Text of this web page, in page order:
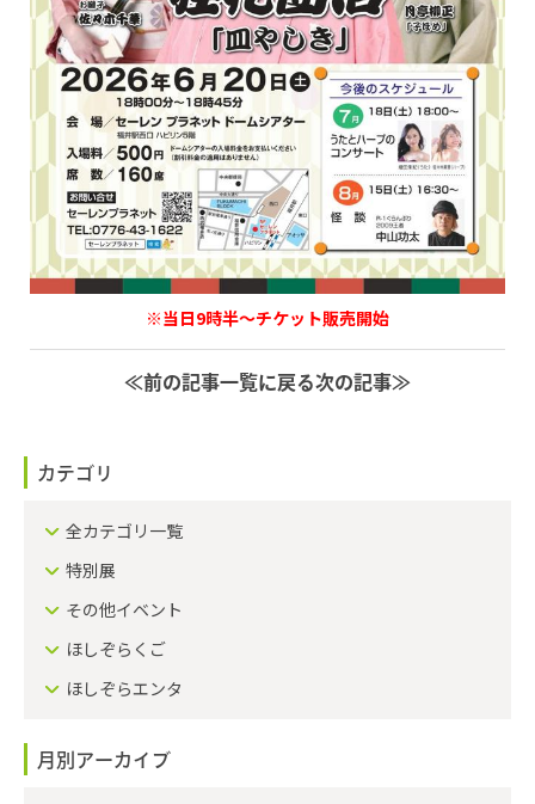
※当日9時半～チケット販売開始
≪前の記事一覧に戻る次の記事≫
カテゴリ
全カテゴリ一覧
特別展
その他イベント
ほしぞらくご
ほしぞらエンタ
月別アーカイブ